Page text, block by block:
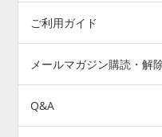
ご利用ガイド
メールマガジン購読・解
Q&A